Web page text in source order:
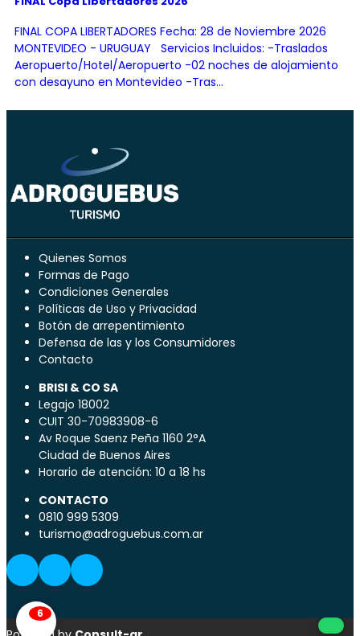
FINAL COPA LIBERTADORES Fecha: 28 de Noviembre 2026
MONTEVIDEO - URUGUAY Servicios Incluidos: -Traslados
Aeropuerto/Hotel/Aeropuerto -02 noches de alojamiento
con desayuno en Montevideo -Tras...
Quienes Somos
Formas de Pago
Condiciones Generales
Políticas de Uso y Privacidad
Botón de arrepentimiento
Defensa de las y los Consumidores
Contacto
BRISI & CO SA
Legajo 18002
CUIT 30-70983908-6
Av Roque Saenz Peña 1160 2°A
Ciudad de Buenos Aires
Horario de atención: 10 a 18 hs
CONTACTO
0810 999 5309
turismo@adroguebus.com.ar
6